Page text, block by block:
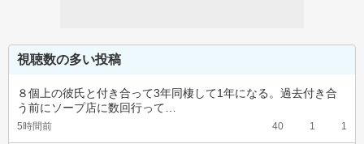
視聴数の多い投稿
８個上の彼氏と付き合って3年同棲して1年になる。過去付き合
う前にソープ店に数回行って…
5時間前 40 1 1